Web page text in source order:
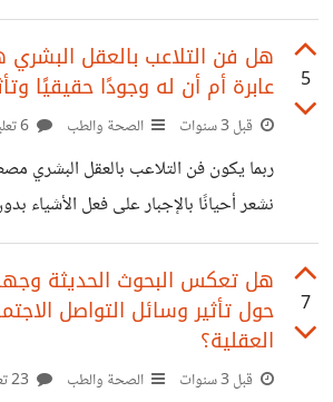
عالية
الصدد ما هي الأسباب وراء هذا التحول
عليه؟ وهل مررت بهذه التجربة من قبل ؟
5
هل فن التلاعب بالعقل
عابرة أم أن له وجودًا حقيقيًا
قبل 3 سنوات الصحة والطب
ربما يكون فن التلاعب بالعقل البشري
نشعر أحيانًا بالإجبار على فعل الأشياء
يتم استغلالنا فهذا ما حدث معي تمامًا
مع صديقي المقرب ولا شك أن جميعنا قد
المواقف من قبل. فن التلاعب بالعقول
الاستراتيجيات التي يتم استخدامها
وسلوك الآخرين وتوجيها وفقًا لأهدافنا.
7
هل تعكس البحوث الحديثة
حول تأثير وسائل التواصل
العقلية؟
قبل 3 سنوات الصحة والطب